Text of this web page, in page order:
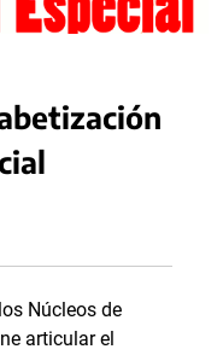
Núcleos de
articular el